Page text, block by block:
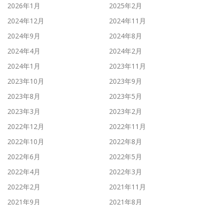
2026年1月
2025年2月
2024年12月
2024年11月
2024年9月
2024年8月
2024年4月
2024年2月
2024年1月
2023年11月
2023年10月
2023年9月
2023年8月
2023年5月
2023年3月
2023年2月
2022年12月
2022年11月
2022年10月
2022年8月
2022年6月
2022年5月
2022年4月
2022年3月
2022年2月
2021年11月
2021年9月
2021年8月